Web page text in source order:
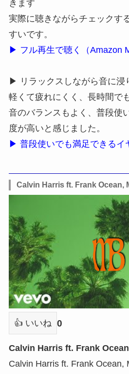
きます
実際に聴きながらチェックす
すいです。
▶ フル再生で聴く（Amazon
▶ リラックスしながら音に浸
軽くて疲れにくく、長時間で
音のバランスもよく、普段使
度が高いと感じました。
▶ 普段使いでも満足できるイ
Calvin Harris ft. Frank Ocean,
👍 いいね 0
Calvin Harris ft. Frank
Calvin Harris ft. Frank Ocean,